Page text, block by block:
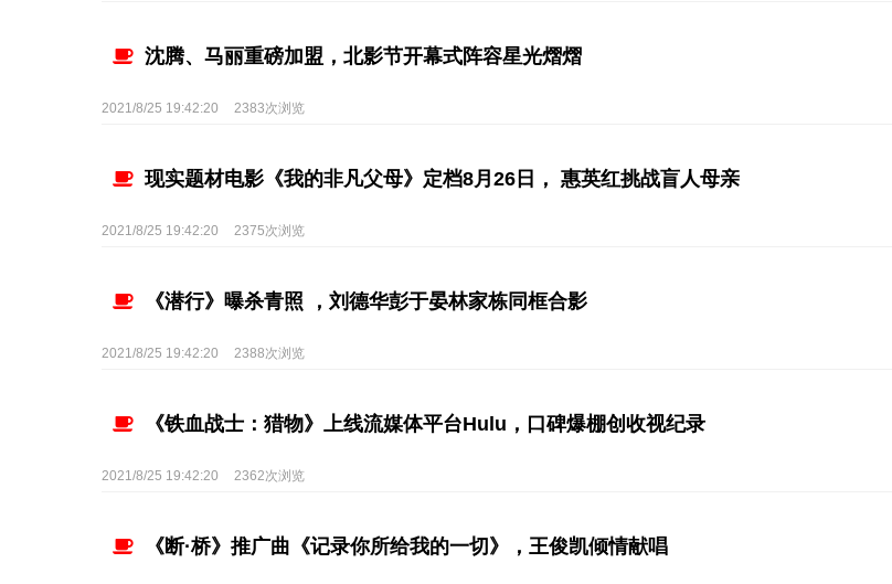
沈腾、马丽重磅加盟，北影节开幕式阵容星光熠熠
2021/8/25 19:42:20 2383次浏览
现实题材电影《我的非凡父母》定档8月26日， 惠英红挑战盲人母亲
2021/8/25 19:42:20 2375次浏览
《潜行》曝杀青照 ，刘德华彭于晏林家栋同框合影
2021/8/25 19:42:20 2388次浏览
《铁血战士：猎物》上线流媒体平台Hulu，口碑爆棚创收视纪录
2021/8/25 19:42:20 2362次浏览
《断·桥》推广曲《记录你所给我的一切》，王俊凯倾情献唱